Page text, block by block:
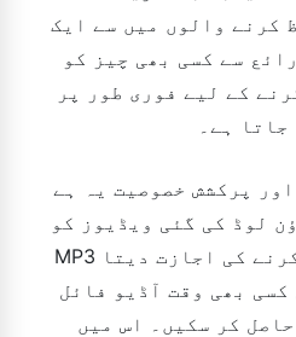
کرنے والوں میں سے ایک
سے کسی بھی چیز کو
کے لیے فوری طور پر
جاتا ہے۔
پرکشش خصوصیت یہ ہے
لوڈ کی گئی ویڈیوز کو
MP3 فارمیٹ میں تبدیل کرنے کی اجازت دیتا
کسی بھی وقت آڈیو فائل
کر سکیں۔ اس میں